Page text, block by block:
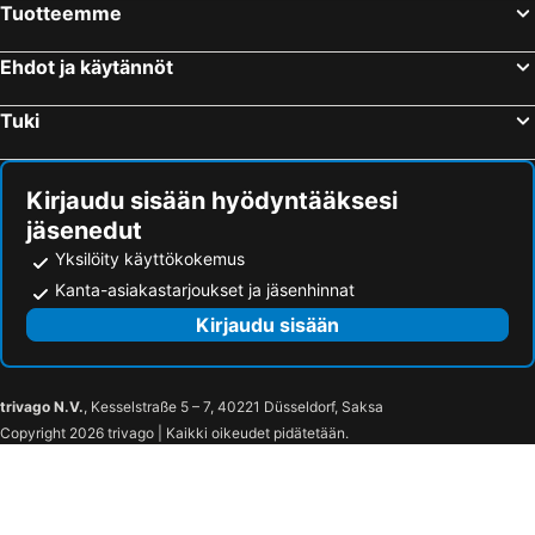
Tuotteemme
Ehdot ja käytännöt
Tuki
Kirjaudu sisään hyödyntääksesi
jäsenedut
Yksilöity käyttökokemus
Kanta-asiakastarjoukset ja jäsenhinnat
Kirjaudu sisään
trivago N.V., Kesselstraße 5 – 7, 40221 Düsseldorf, Saksa
Copyright 2026 trivago | Kaikki oikeudet pidätetään.